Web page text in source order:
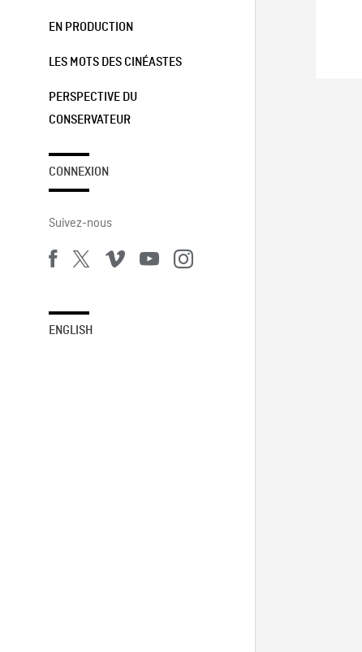
EN PRODUCTION
LES MOTS DES CINÉASTES
PERSPECTIVE DU
CONSERVATEUR
CONNEXION
Suivez-nous
ENGLISH